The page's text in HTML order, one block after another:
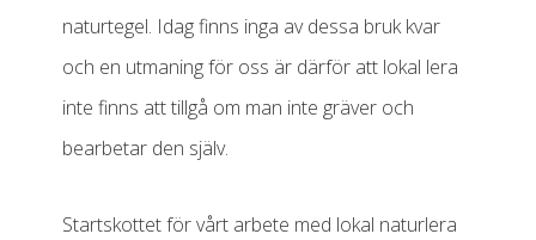
naturtegel. Idag finns inga av dessa bruk kvar
och en utmaning för oss är därför att lokal lera
inte finns att tillgå om man inte gräver och
bearbetar den själv.
Startskottet för vårt arbete med lokal naturlera